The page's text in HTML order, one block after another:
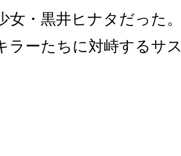
・黒井ヒナタだった。
ラーたちに対峙するサス